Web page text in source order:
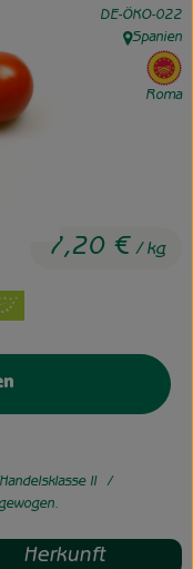
7,20 €/ kg
, Kontrollstelle:
DE-ÖKO-022
, Herkunft:
Spanien
,
Roma
Warenkorb
II
Herkunft